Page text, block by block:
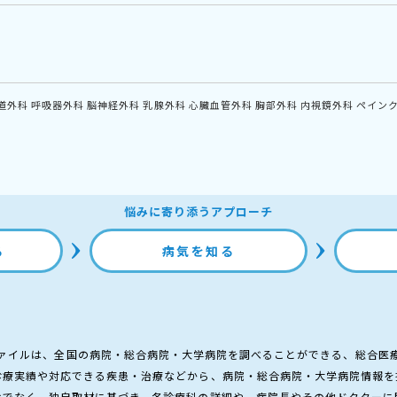
外科 呼吸器外科 脳神経外科 乳腺外科 心臓血管外科 胸部外科 内視鏡外科 ペイン
悩みに寄り添うアプローチ
病気を知る
イルは、全国の病院・総合病院・大学病院を調べることができる、総合医
実績や対応できる疾患・治療などから、病院・総合病院・大学病院情報